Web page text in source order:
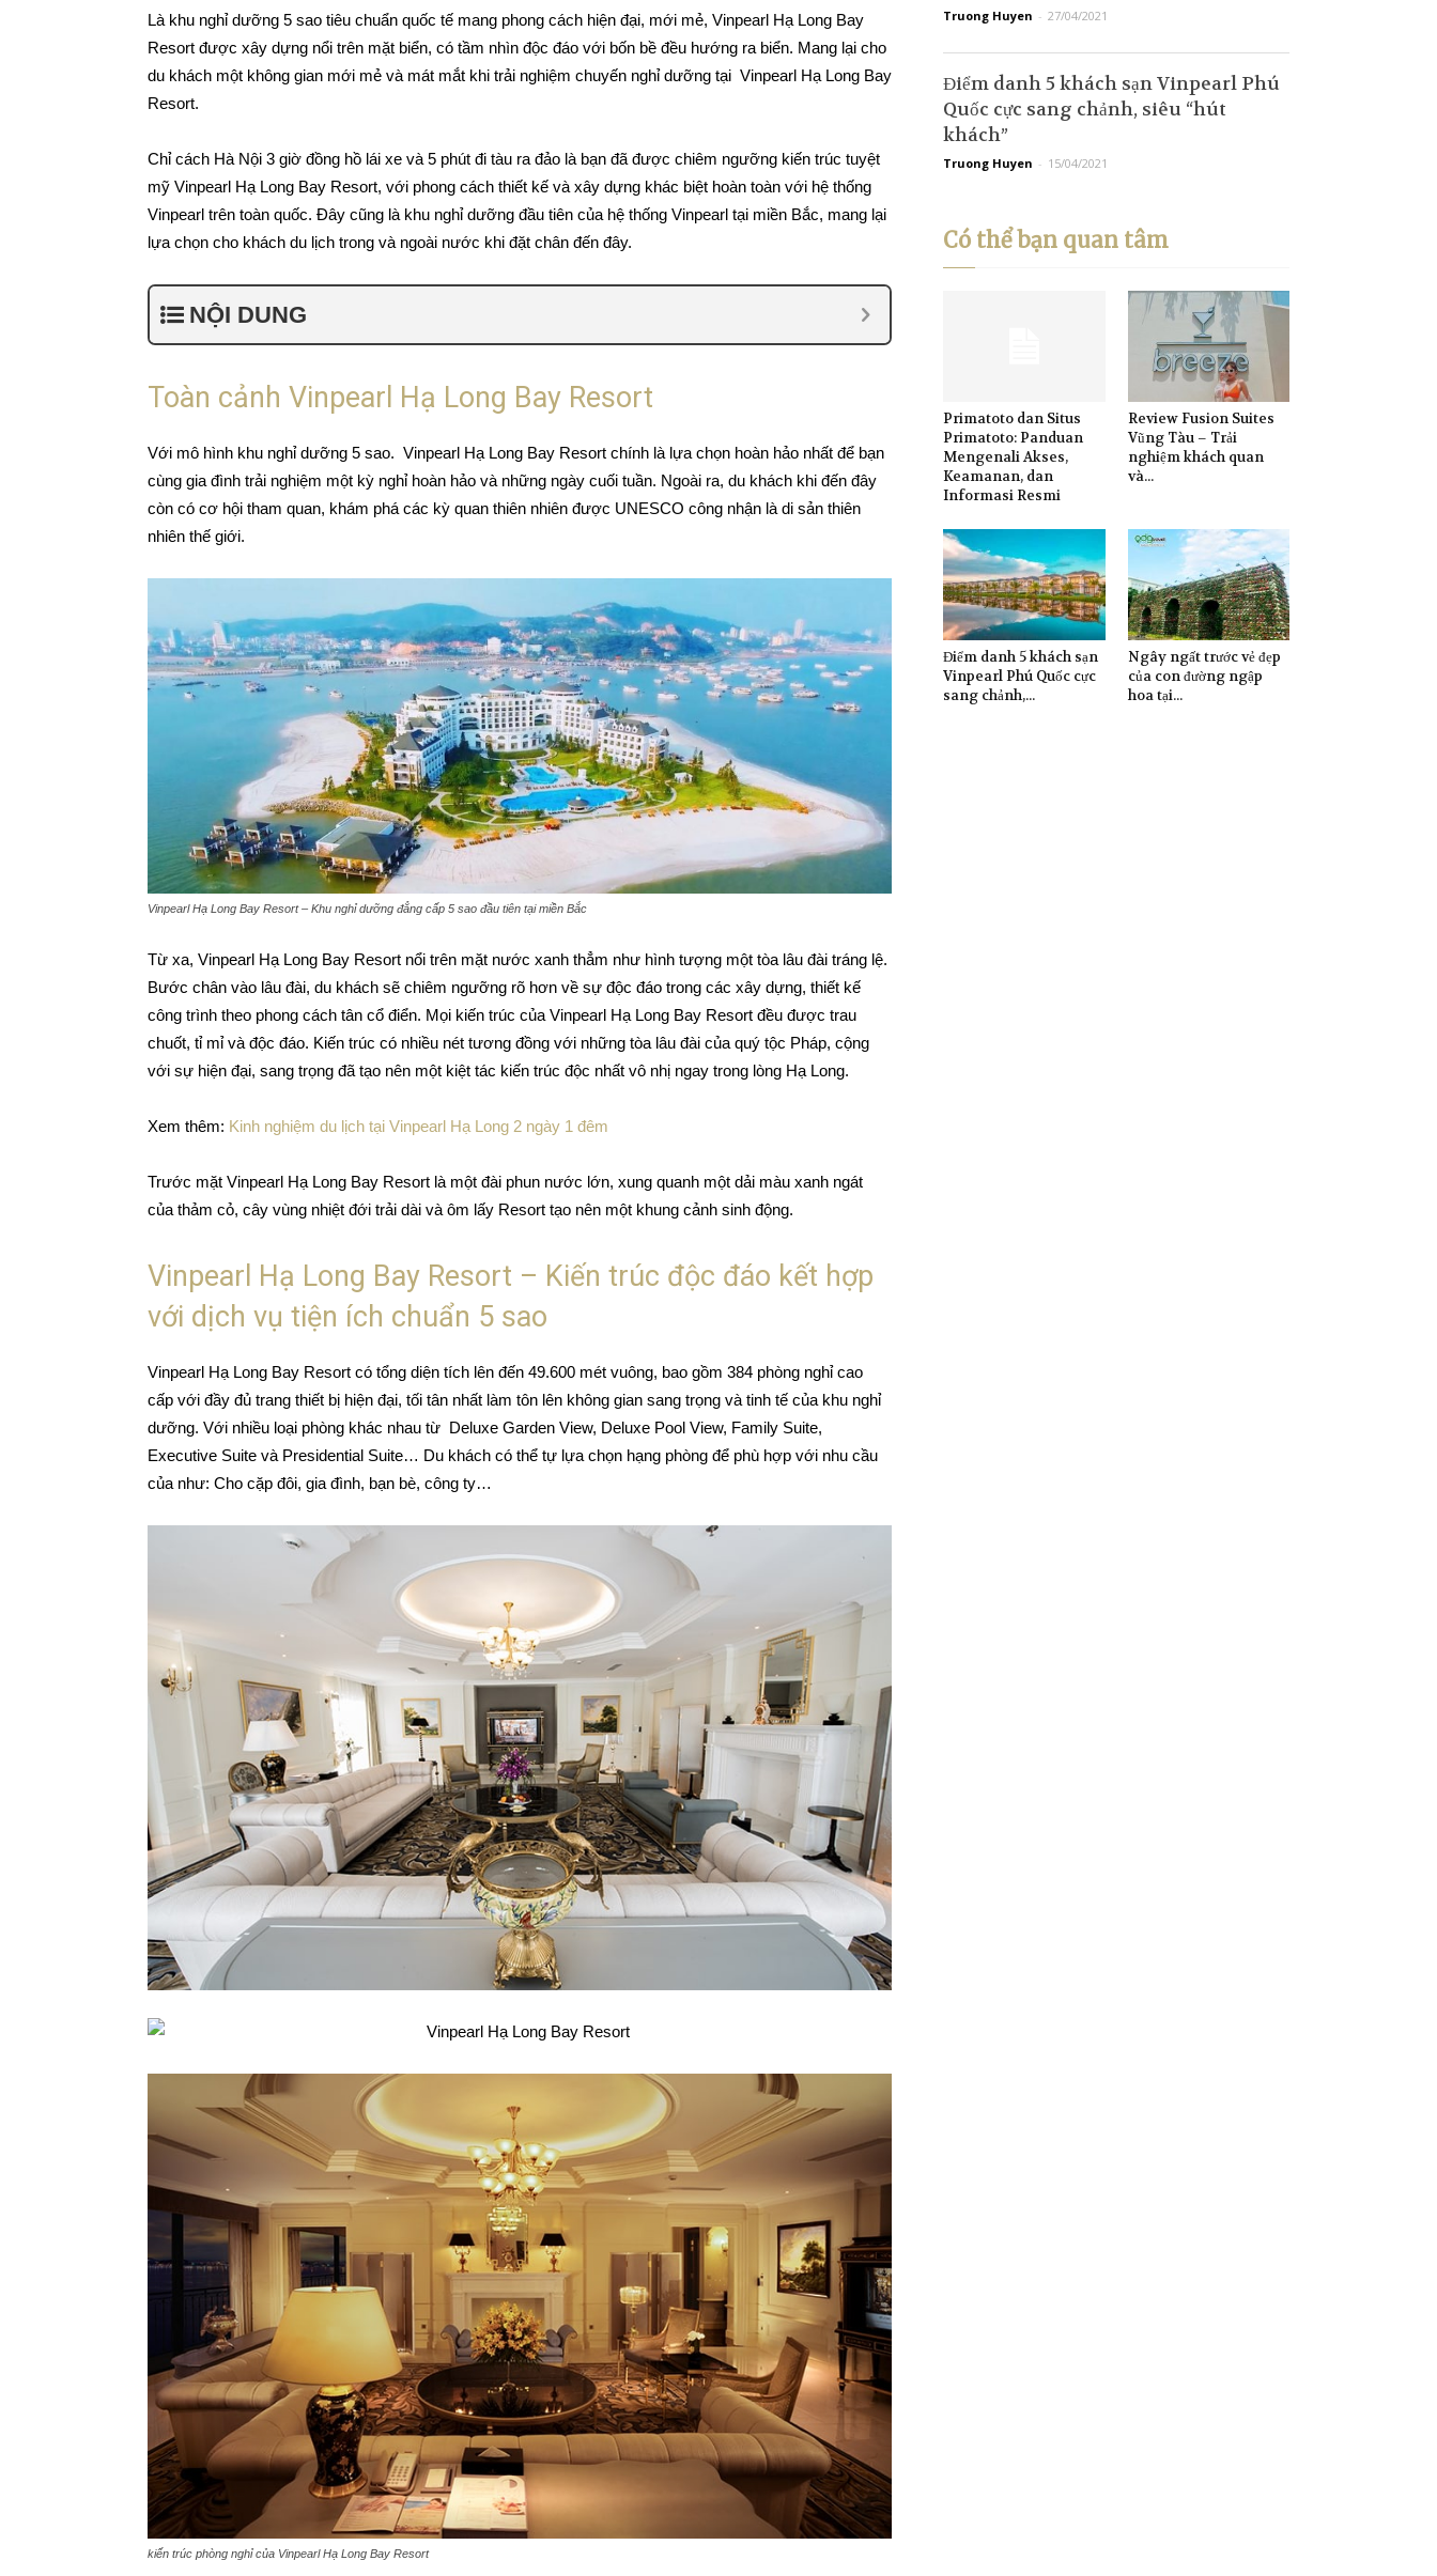
Là khu nghỉ dưỡng 5 sao tiêu chuẩn quốc tế mang phong cách hiện đại, mới mẻ, Vinpearl Hạ Long Bay
Resort được xây dựng nổi trên mặt biển, có tầm nhìn độc đáo với bốn bề đều hướng ra biển. Mang lại cho
du khách một không gian mới mẻ và mát mắt khi trải nghiệm chuyến nghỉ dưỡng tại Vinpearl Hạ Long Bay
Resort.
Chỉ cách Hà Nội 3 giờ đồng hồ lái xe và 5 phút đi tàu ra đảo là bạn đã được chiêm ngưỡng kiến trúc tuyệt
mỹ Vinpearl Hạ Long Bay Resort, với phong cách thiết kế và xây dựng khác biệt hoàn toàn với hệ thống
Vinpearl trên toàn quốc. Đây cũng là khu nghỉ dưỡng đầu tiên của hệ thống Vinpearl tại miền Bắc, mang lại
lựa chọn cho khách du lịch trong và ngoài nước khi đặt chân đến đây.
NỘI DUNG
Toàn cảnh Vinpearl Hạ Long Bay Resort
Với mô hình khu nghỉ dưỡng 5 sao. Vinpearl Hạ Long Bay Resort chính là lựa chọn hoàn hảo nhất để bạn
cùng gia đình trải nghiệm một kỳ nghỉ hoàn hảo và những ngày cuối tuần. Ngoài ra, du khách khi đến đây
còn có cơ hội tham quan, khám phá các kỳ quan thiên nhiên được UNESCO công nhận là di sản thiên
nhiên thế giới.
Vinpearl Hạ Long Bay Resort – Khu nghỉ dưỡng đẳng cấp 5 sao đầu tiên tại miền Bắc
Từ xa, Vinpearl Hạ Long Bay Resort nổi trên mặt nước xanh thẳm như hình tượng một tòa lâu đài tráng lệ.
Bước chân vào lâu đài, du khách sẽ chiêm ngưỡng rõ hơn về sự độc đáo trong các xây dựng, thiết kế
công trình theo phong cách tân cổ điển. Mọi kiến trúc của Vinpearl Hạ Long Bay Resort đều được trau
chuốt, tỉ mỉ và độc đáo. Kiến trúc có nhiều nét tương đồng với những tòa lâu đài của quý tộc Pháp, cộng
với sự hiện đại, sang trọng đã tạo nên một kiệt tác kiến trúc độc nhất vô nhị ngay trong lòng Hạ Long.
Xem thêm: Kinh nghiệm du lịch tại Vinpearl Hạ Long 2 ngày 1 đêm
Trước mặt Vinpearl Hạ Long Bay Resort là một đài phun nước lớn, xung quanh một dải màu xanh ngát
của thảm cỏ, cây vùng nhiệt đới trải dài và ôm lấy Resort tạo nên một khung cảnh sinh động.
Vinpearl Hạ Long Bay Resort – Kiến trúc độc đáo kết hợp
với dịch vụ tiện ích chuẩn 5 sao
Vinpearl Hạ Long Bay Resort có tổng diện tích lên đến 49.600 mét vuông, bao gồm 384 phòng nghỉ cao
cấp với đầy đủ trang thiết bị hiện đại, tối tân nhất làm tôn lên không gian sang trọng và tinh tế của khu nghỉ
dưỡng. Với nhiều loại phòng khác nhau từ Deluxe Garden View, Deluxe Pool View, Family Suite,
Executive Suite và Presidential Suite… Du khách có thể tự lựa chọn hạng phòng để phù hợp với nhu cầu
của như: Cho cặp đôi, gia đình, bạn bè, công ty…
kiến trúc phòng nghỉ của Vinpearl Hạ Long Bay Resort
Truong Huyen - 27/04/2021
Điểm danh 5 khách sạn Vinpearl Phú
Quốc cực sang chảnh, siêu “hút
khách”
Truong Huyen - 15/04/2021
Có thể bạn quan tâm
Primatoto dan Situs
Primatoto: Panduan
Mengenali Akses,
Keamanan, dan
Informasi Resmi
Review Fusion Suites
Vũng Tàu – Trải
nghiệm khách quan
và...
Điểm danh 5 khách sạn
Vinpearl Phú Quốc cực
sang chảnh,...
Ngây ngất trước vẻ đẹp
của con đường ngập
hoa tại...